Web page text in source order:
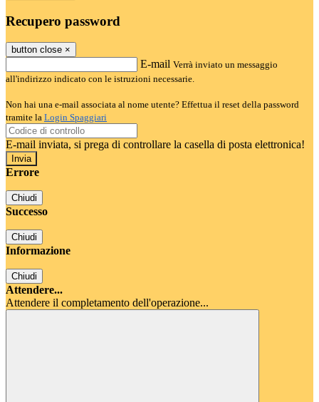
Recupero password
button close ×
E-mail Verrà inviato un messaggio
all'indirizzo indicato con le istruzioni necessarie.
Non hai una e-mail associata al nome utente? Effettua il reset della password
tramite la Login Spaggiari
E-mail inviata, si prega di controllare la casella di posta elettronica!
Errore
Chiudi
Successo
Chiudi
Informazione
Chiudi
Attendere...
Attendere il completamento dell'operazione...